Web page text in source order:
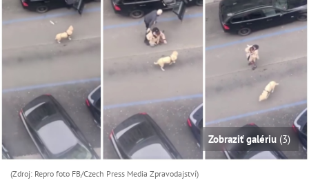
Zobraziť galériu (3)
(Zdroj: Repro foto FB/Czech Press Media Zpravodajství)